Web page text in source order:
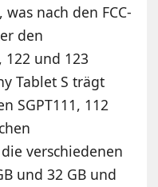
was nach den FCC-
den
122 und 123
Tablet S trägt
SGPT111, 112
verschiedenen
und 32 GB und